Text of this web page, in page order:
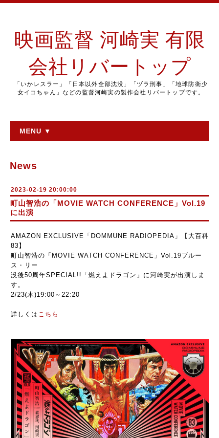
映画監督 河崎実 有限
会社リバートップ
「いかレスラー」「日本以外全部沈没」「ヅラ刑事」「地球防衛少
女イコちゃん」などの監督河崎実の製作会社リバートップです。
MENU ▼
News
2023-02-19 20:00:00
町山智浩の「MOVIE WATCH CONFERENCE」Vol.19
に出演
AMAZON EXCLUSIVE「DOMMUNE RADIOPEDIA」【大百科
83】
町山智浩の「MOVIE WATCH CONFERENCE」Vol.19ブルー
ス・リー
没後50周年SPECIAL!!「燃えよドラゴン」に河崎実が出演しま
す。
2/23(木)19:00～22:20
詳しくは こちら